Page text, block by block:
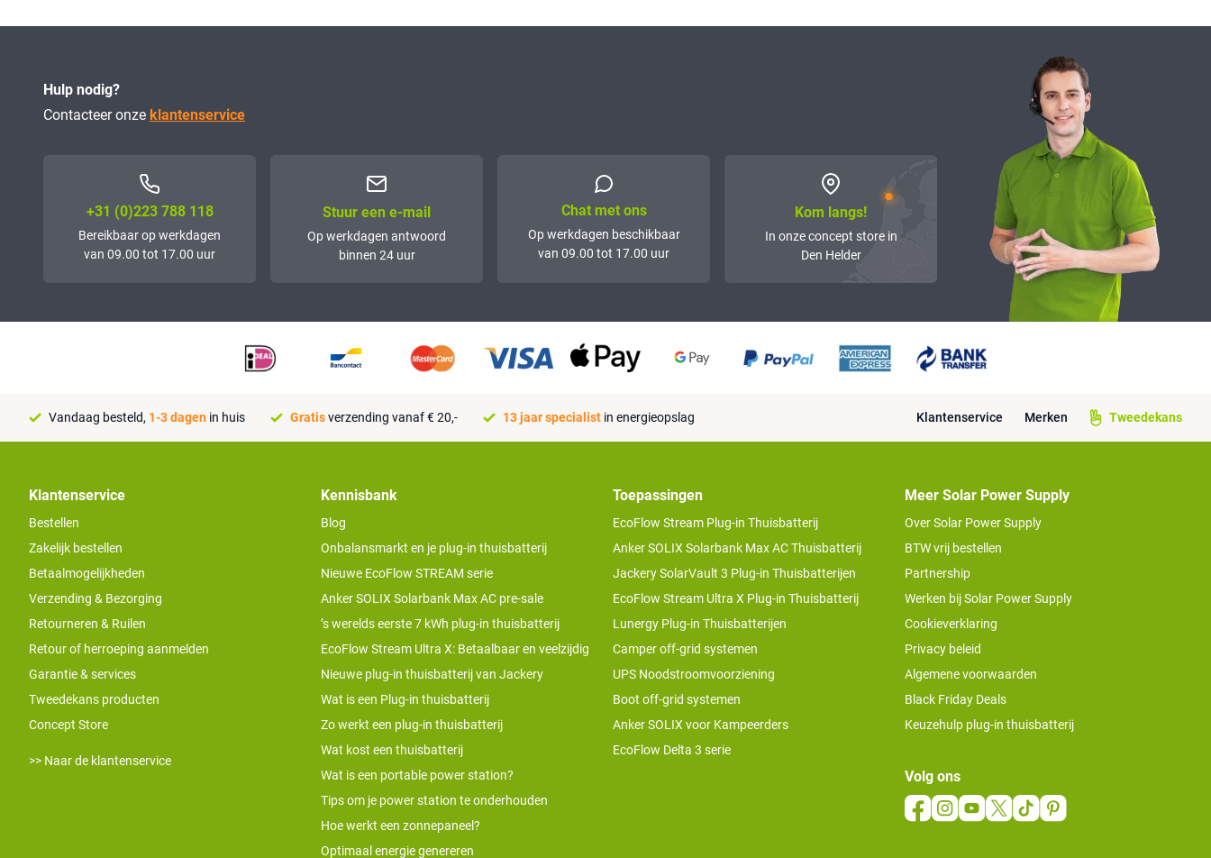
Hulp nodig?
Contacteer onze klantenservice
+31 (0)223 788 118
Bereikbaar op werkdagen
van 09.00 tot 17.00 uur
Stuur een e-mail
Op werkdagen antwoord
binnen 24 uur
Chat met ons
Op werkdagen beschikbaar
van 09.00 tot 17.00 uur
Kom langs!
In onze concept store in
Den Helder
Vandaag besteld, 1-3 dagen in huis Gratisverzending vanaf € 20,- 13 jaar specialist in energieopslag Klantenservice Merken Tweedekans
Klantenservice
Bestellen
Zakelijk bestellen
Betaalmogelijkheden
Verzending & Bezorging
Retourneren & Ruilen
Retour of herroeping aanmelden
Garantie & services
Tweedekans producten
Concept Store
>> Naar de klantenservice
Kennisbank
Blog
Onbalansmarkt en je plug-in thuisbatterij
Nieuwe EcoFlow STREAM serie
Anker SOLIX Solarbank Max AC pre-sale
’s werelds eerste 7 kWh plug-in thuisbatterij
EcoFlow Stream Ultra X: Betaalbaar en veelzijdig
Nieuwe plug-in thuisbatterij van Jackery
Wat is een Plug-in thuisbatterij
Zo werkt een plug-in thuisbatterij
Wat kost een thuisbatterij
Wat is een portable power station?
Tips om je power station te onderhouden
Hoe werkt een zonnepaneel?
Optimaal energie genereren
Toepassingen
EcoFlow Stream Plug-in Thuisbatterij
Anker SOLIX Solarbank Max AC Thuisbatterij
Jackery SolarVault 3 Plug-in Thuisbatterijen
EcoFlow Stream Ultra X Plug-in Thuisbatterij
Lunergy Plug-in Thuisbatterijen
Camper off-grid systemen
UPS Noodstroomvoorziening
Boot off-grid systemen
Anker SOLIX voor Kampeerders
EcoFlow Delta 3 serie
Meer Solar Power Supply
Over Solar Power Supply
BTW vrij bestellen
Partnership
Werken bij Solar Power Supply
Cookieverklaring
Privacy beleid
Algemene voorwaarden
Black Friday Deals
Keuzehulp plug-in thuisbatterij
Volg ons